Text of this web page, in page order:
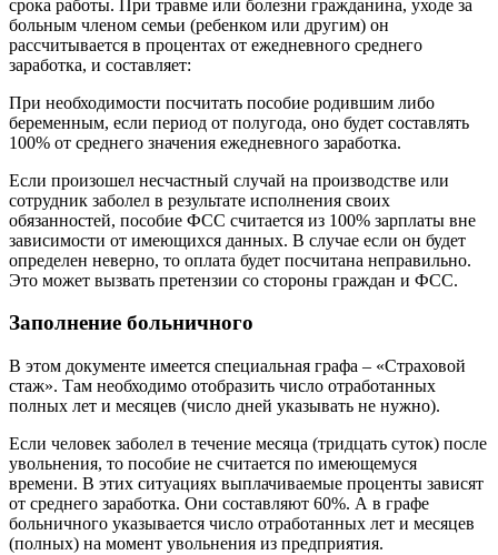
срока работы. При травме или болезни гражданина, уходе за
больным членом семьи (ребенком или другим) он
рассчитывается в процентах от ежедневного среднего
заработка, и составляет:
При необходимости посчитать пособие родившим либо
беременным, если период от полугода, оно будет составлять
100% от среднего значения ежедневного заработка.
Если произошел несчастный случай на производстве или
сотрудник заболел в результате исполнения своих
обязанностей, пособие ФСС считается из 100% зарплаты вне
зависимости от имеющихся данных. В случае если он будет
определен неверно, то оплата будет посчитана неправильно.
Это может вызвать претензии со стороны граждан и ФСС.
Заполнение больничного
В этом документе имеется специальная графа – «Страховой
стаж». Там необходимо отобразить число отработанных
полных лет и месяцев (число дней указывать не нужно).
Если человек заболел в течение месяца (тридцать суток) после
увольнения, то пособие не считается по имеющемуся
времени. В этих ситуациях выплачиваемые проценты зависят
от среднего заработка. Они составляют 60%. А в графе
больничного указывается число отработанных лет и месяцев
(полных) на момент увольнения из предприятия.